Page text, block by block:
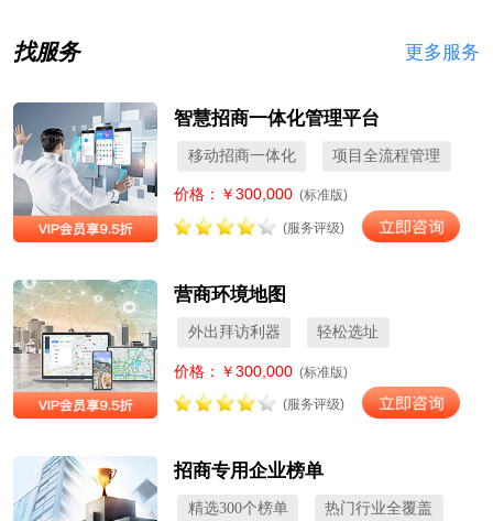
找服务 更多服务
智慧招商一体化管理平台
移动招商一体化 项目全流程管理
价格：￥300,000 (标准版)
(服务评级)
营商环境地图
外出拜访利器 轻松选址
价格：￥300,000 (标准版)
(服务评级)
招商专用企业榜单
精选300个榜单 热门行业全覆盖